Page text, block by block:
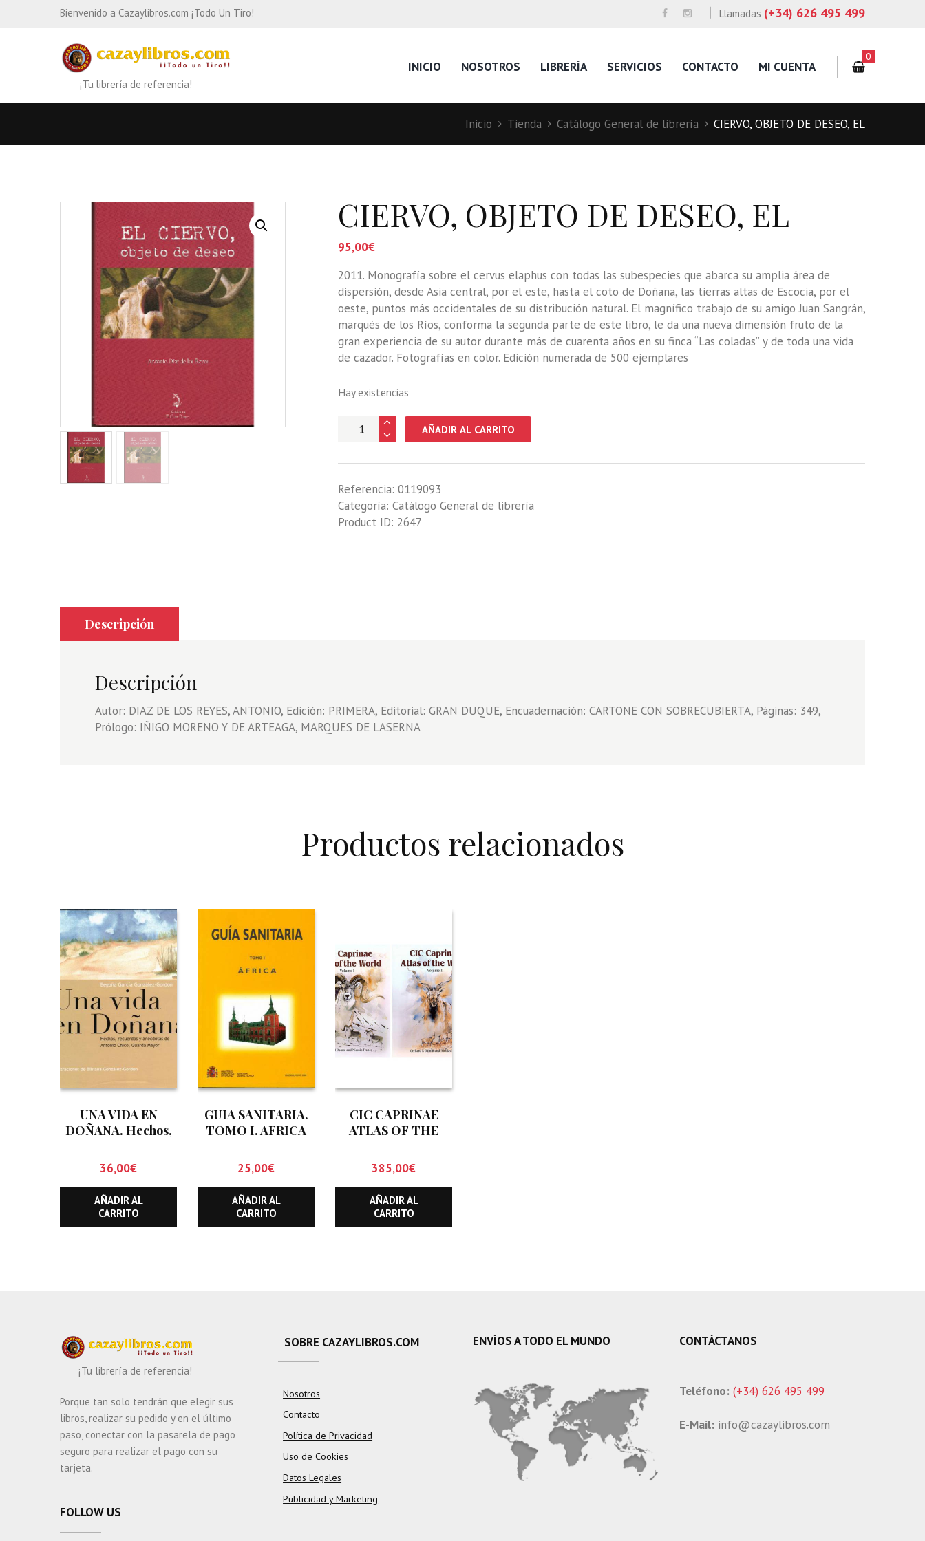
Bienvenido a Cazaylibros.com ¡Todo Un Tiro! Llamadas (+34) 626 495 499
¡Tu librería de referencia!
INICIO NOSOTROS LIBRERÍA SERVICIOS CONTACTO MI CUENTA
0
Inicio Tienda Catálogo General de librería CIERVO, OBJETO DE DESEO, EL
CIERVO, OBJETO DE DESEO, EL
95,00€
2011. Monografía sobre el cervus elaphus con todas las subespecies que abarca su amplia área de
dispersión, desde Asia central, por el este, hasta el coto de Doñana, las tierras altas de Escocia, por el
oeste, puntos más occidentales de su distribución natural. El magnífico trabajo de su amigo Juan Sangrán,
marqués de los Ríos, conforma la segunda parte de este libro, le da una nueva dimensión fruto de la
gran experiencia de su autor durante más de cuarenta años en su finca “Las coladas” y de toda una vida
de cazador. Fotografías en color. Edición numerada de 500 ejemplares
Hay existencias
CIERVO,
EL
cantidad
AÑADIR AL CARRITO
Referencia: 0119093
Categoría: Catálogo General de librería
Product ID: 2647
Descripción
Descripción
Autor: DIAZ DE LOS REYES, ANTONIO, Edición: PRIMERA, Editorial: GRAN DUQUE, Encuadernación: CARTONE CON SOBRECUBIERTA, Páginas: 349,
Prólogo: IÑIGO MORENO Y DE ARTEAGA, MARQUES DE LASERNA
Productos relacionados
UNA VIDA EN
DOÑANA. Hechos,
anécdotas de
Antonio Chico.
Guarda Mayor
36,00€
AÑADIR AL
CARRITO
GUIA SANITARIA.
TOMO I. AFRICA
25,00€
AÑADIR AL
CARRITO
CIC CAPRINAE
ATLAS OF THE
TOMOS)
385,00€
AÑADIR AL
CARRITO
¡Tu librería de referencia!
Porque tan solo tendrán que elegir sus
libros, realizar su pedido y en el último
paso, conectar con la pasarela de pago
seguro para realizar el pago con su
tarjeta.
FOLLOW US
SOBRE CAZAYLIBROS.COM
Nosotros
Contacto
Política de Privacidad
Uso de Cookies
Datos Legales
Publicidad y Marketing
ENVÍOS A TODO EL MUNDO CONTÁCTANOS
Teléfono: (+34) 626 495 499
E-Mail: info@cazaylibros.com